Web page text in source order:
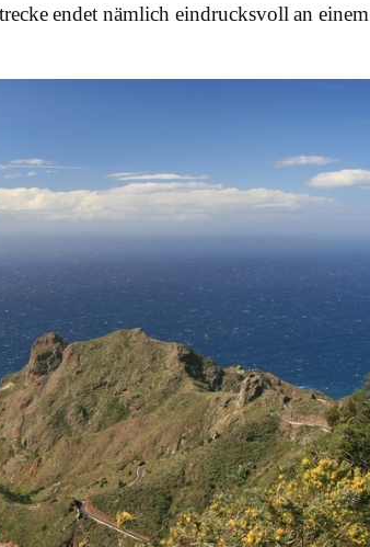
endet nämlich eindrucksvoll an einem